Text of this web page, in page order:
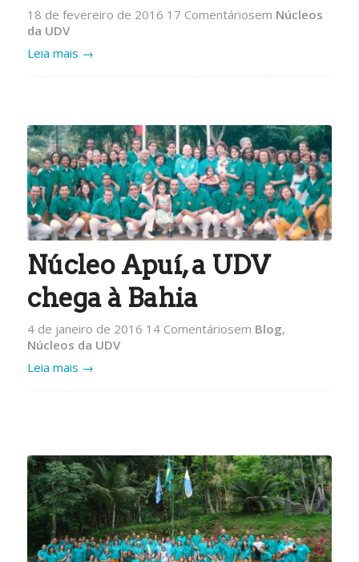
18 de fevereiro de 2016 17 Comentáriosem Núcleos
da UDV
Leia mais →
Núcleo Apuí, a UDV
chega à Bahia
4 de janeiro de 2016 14 Comentáriosem Blog,
Núcleos da UDV
Leia mais →